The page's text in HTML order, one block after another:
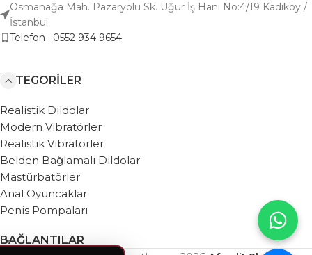
Osmanağa Mah. Pazaryolu Sk. Uğur İş Hanı No:4/19 Kadıköy /
İstanbul
Telefon : 0552 934 9654
KATEGORILER
Realistik Dildolar
Modern Vibratörler
Realistik Vibratörler
Belden Bağlamalı Dildolar
Mastürbatörler
Anal Oyuncaklar
Penis Pompaları
BAĞLANTILAR